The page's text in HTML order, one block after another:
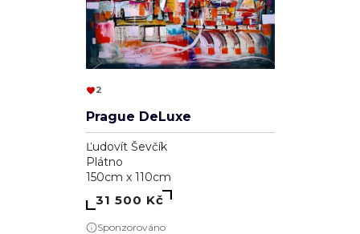
2
Prague DeLuxe
Ľudovít Ševčík
Plátno
150cm x 110cm
31 500 Kč
Sponzorováno